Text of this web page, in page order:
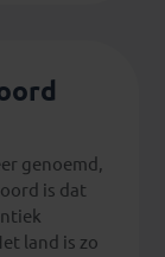
genoemd,
is dat
land is zo